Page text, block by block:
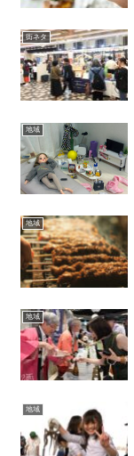
街ネタ
地域
地域
地域
地域